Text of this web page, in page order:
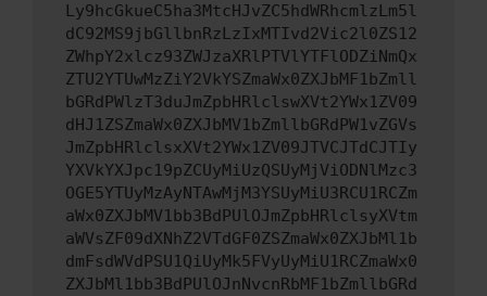
Ly9hcGkueC5ha3MtcHJvZC5hdWRhcmlzLm5l
dC92MS9jbGllbnRzLzIxMTIvd2Vic2l0ZS12
ZWhpY2xlcz93ZWJzaXRlPTVlYTFlODZiNmQx
ZTU2YTUwMzZiY2VkYSZmaWx0ZXJbMF1bZmll
bGRdPWlzT3duJmZpbHRlclswXVt2YWx1ZV09
dHJ1ZSZmaWx0ZXJbMV1bZmllbGRdPW1vZGVs
JmZpbHRlclsxXVt2YWx1ZV09JTVCJTdCJTIy
YXVkYXJpc19pZCUyMiUzQSUyMjViODNlMzc3
OGE5YTUyMzAyNTAwMjM3YSUyMiU3RCU1RCZm
aWx0ZXJbMV1bb3BdPUlOJmZpbHRlclsyXVtm
aWVsZF09dXNhZ2VTdGF0ZSZmaWx0ZXJbMl1b
dmFsdWVdPSU1QiUyMk5FVyUyMiU1RCZmaWx0
ZXJbMl1bb3BdPUlOJnNvcnRbMF1bZmllbGRd